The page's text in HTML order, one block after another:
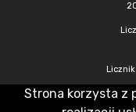
Strona korzysta z